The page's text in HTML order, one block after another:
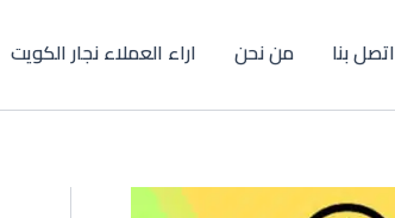
اتصل بنا من نحن اراء العملاء نجار الكويت